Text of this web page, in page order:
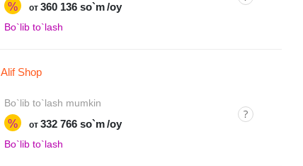
% от 360 136 so`m /oy
Bo`lib to`lash
Alif Shop
Bo`lib to`lash mumkin
% от 332 766 so`m /oy
Bo`lib to`lash